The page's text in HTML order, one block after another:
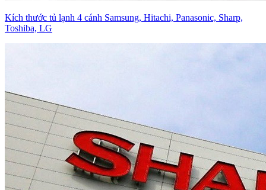
Kích thước tủ lạnh 4 cánh Samsung, Hitachi, Panasonic, Sharp,
Toshiba, LG